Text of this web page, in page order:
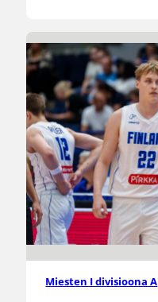
Miesten I divisioona A